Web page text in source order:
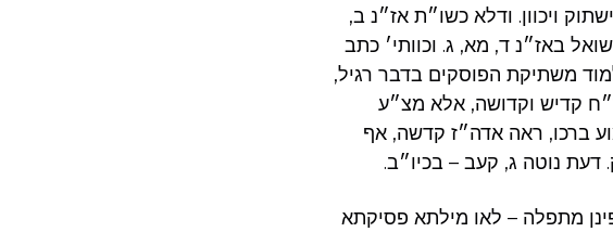
ויכוון. ודלא כשו״ת אז״נ ב,
באז״נ ד, מא, ג. וכוותי׳ כתב
משתיקת הפוסקים בדבר רגיל,
קדיש וקדושה, אלא מצ״ע
ברכו, ראה אדה״ז קדשה, אף
נוטה ג, קעב – בכיו״ב.
מתפלה – לאו מילתא פסיקתא